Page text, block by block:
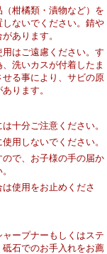
柑橘類・漬物など）を
ないでください。錆や
あります。
はご遠慮ください。す
洗いカスが付着したま
る事により、サビの原
ります。
十分ご注意ください。
用しないでください。
で、お子様の手の届か
使用をお止めくださ
ープナーもしくはステ
石でのお手入れをお薦